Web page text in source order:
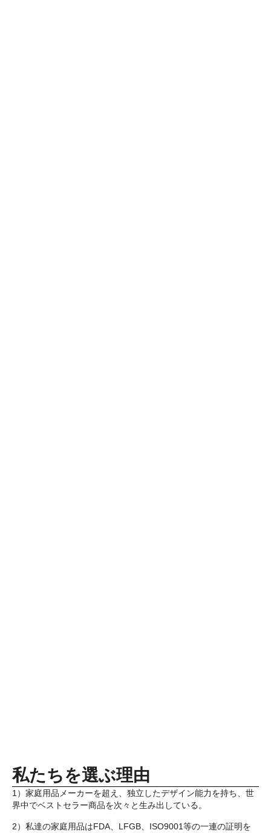
私たちを選ぶ理由
1）家庭用品メーカーを超え、独立したデザイン能力を持ち、世
界中でベストセラー商品を次々と生み出している。
2）私達の家庭用品はFDA、LFGB、ISO9001等の一連の証明を